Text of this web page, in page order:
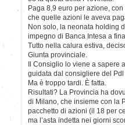
Paga 8,9 euro per azione,
che quelle azioni le aveva
Non solo, la neonata holding
impegno di Banca Intesa a
Tutto nella calura estiva,
Giunta provinciale.
Il Consiglio lo viene a sapere
guidata dal consigliere del
Ma è troppo tardi. È fatta.
Risultati? La Provincia ha
di Milano, che insieme con la
pacchetto di azioni (il 18 per
ma l’asta indetta nei giorni